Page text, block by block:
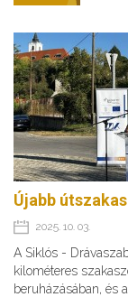
Újabb
2025. 10. 03.
A Siklós -
kilométeres
beruházásában, és